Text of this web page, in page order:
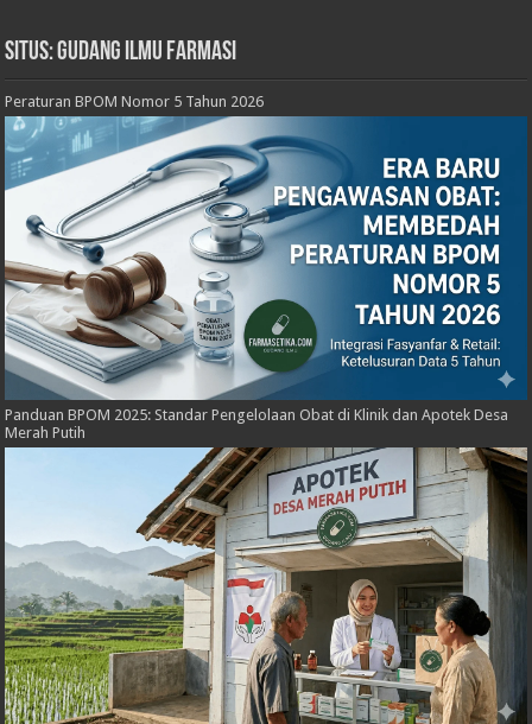
Situs: Gudang Ilmu Farmasi
Peraturan BPOM Nomor 5 Tahun 2026
Panduan BPOM 2025: Standar Pengelolaan Obat di Klinik dan Apotek Desa
Merah Putih